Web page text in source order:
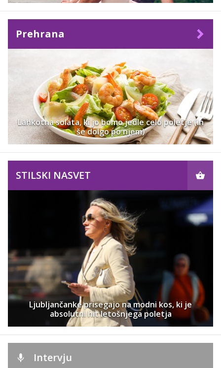
Prehrana
Lahkotna solata, ki jo bomo jedle celo poletje (in
še dolgo po njem)
STILSKI NASVET
Ljubljančanke prisegajo na modni kos, ki je
absolutni hit letošnjega poletja
Intervju